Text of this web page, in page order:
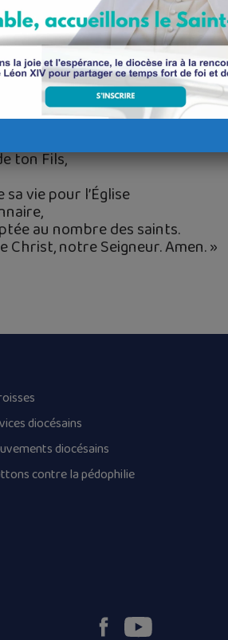
des images brodées du Sacré-Cœur,
révolutionnaire et guillotinée place de
Luc
ton Fils,
vie pour l’Église
au nombre des saints.
Christ, notre Seigneur. Amen. »
diocésains
diocésains
contre la pédophilie